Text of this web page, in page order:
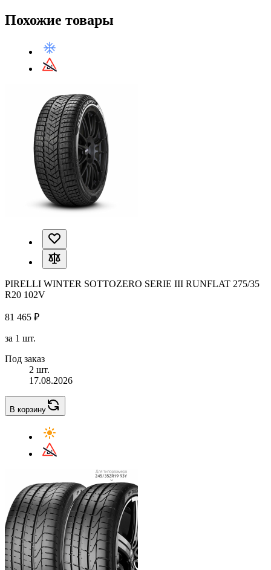
Похожие товары
PIRELLI WINTER SOTTOZERO SERIE III RUNFLAT 275/35
R20 102V
81 465 ₽
за 1 шт.
Под заказ
2 шт.
17.08.2026
В корзину